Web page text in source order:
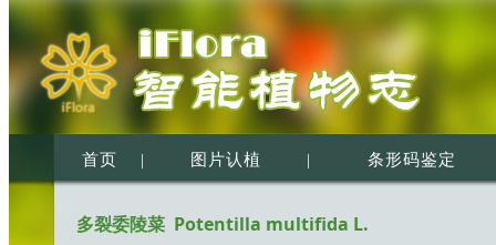
首页 | 图片认植 | 条形码鉴定
多裂委陵菜 Potentilla multifida L.